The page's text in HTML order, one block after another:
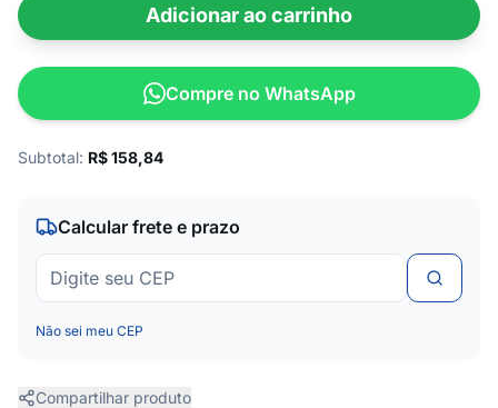
Adicionar ao carrinho
Compre no WhatsApp
Subtotal: R$158,84
Calcular frete e prazo
Não sei meu CEP
Compartilhar produto